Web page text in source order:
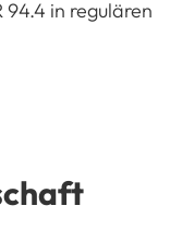
in regulären